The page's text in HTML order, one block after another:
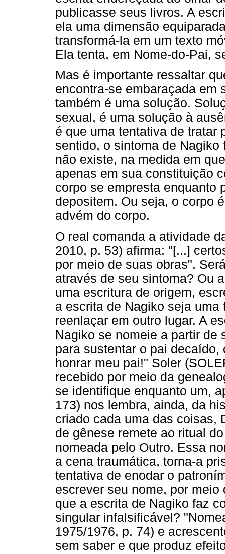
publicasse seus livros. A
ela uma dimensão
transformá-la em um texto
Ela tenta, em Nome-do-Pai,
Mas é importante ressaltar
encontra-se embaraçada em
também é uma solução.
sexual, é uma solução à
é que uma tentativa de tratar
sentido, o sintoma de
não existe, na medida em
apenas em sua constituição
corpo se empresta enquanto
depositem. Ou seja, o corpo
advém do corpo.
O real comanda a atividade
2010, p. 53) afirma: "[...]
por meio de suas obras".
através de seu sintoma? Ou
uma escritura de origem,
a escrita de Nagiko seja
reenlaçar em outro lugar. A
Nagiko se nomeie a partir de
para sustentar o pai
honrar meu pai!" Soler
recebido por meio da
se identifique enquanto um,
173) nos lembra, ainda, da
criado cada uma das coisas,
de gênese remete ao ritual
nomeada pelo Outro. Essa
a cena traumática, torna-a
tentativa de enodar o
escrever seu nome, por
que a escrita de Nagiko faz
singular infalsificável?
1975/1976, p. 74) e
sem saber e que produz